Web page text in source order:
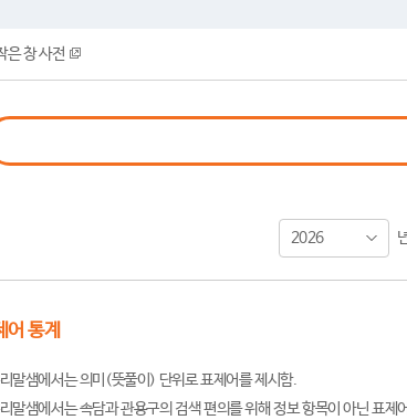
은 창 사전
2026
어 통계
말샘에서는 의미(뜻풀이) 단위로 표제어를 제시함.
말샘에서는 속담과 관용구의 검색 편의를 위해 정보 항목이 아닌 표